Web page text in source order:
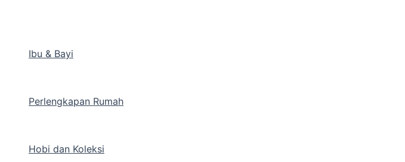
Ibu & Bayi
Perlengkapan Rumah
Hobi dan Koleksi